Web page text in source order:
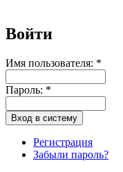
Войти
Имя пользователя: *
Пароль: *
Регистрация
Забыли пароль?